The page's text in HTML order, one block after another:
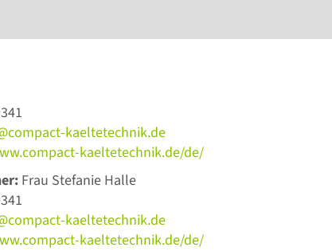
kaeltetechnik.de
kaeltetechnik.de/de/
Frau Stefanie Halle
kaeltetechnik.de
kaeltetechnik.de/de/